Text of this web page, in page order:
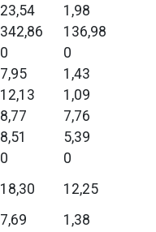
23,54
1,98
342,86
136,98
0
0
7,95
1,43
12,13
1,09
8,77
7,76
8,51
5,39
0
0
18,30
12,25
7,69
1,38